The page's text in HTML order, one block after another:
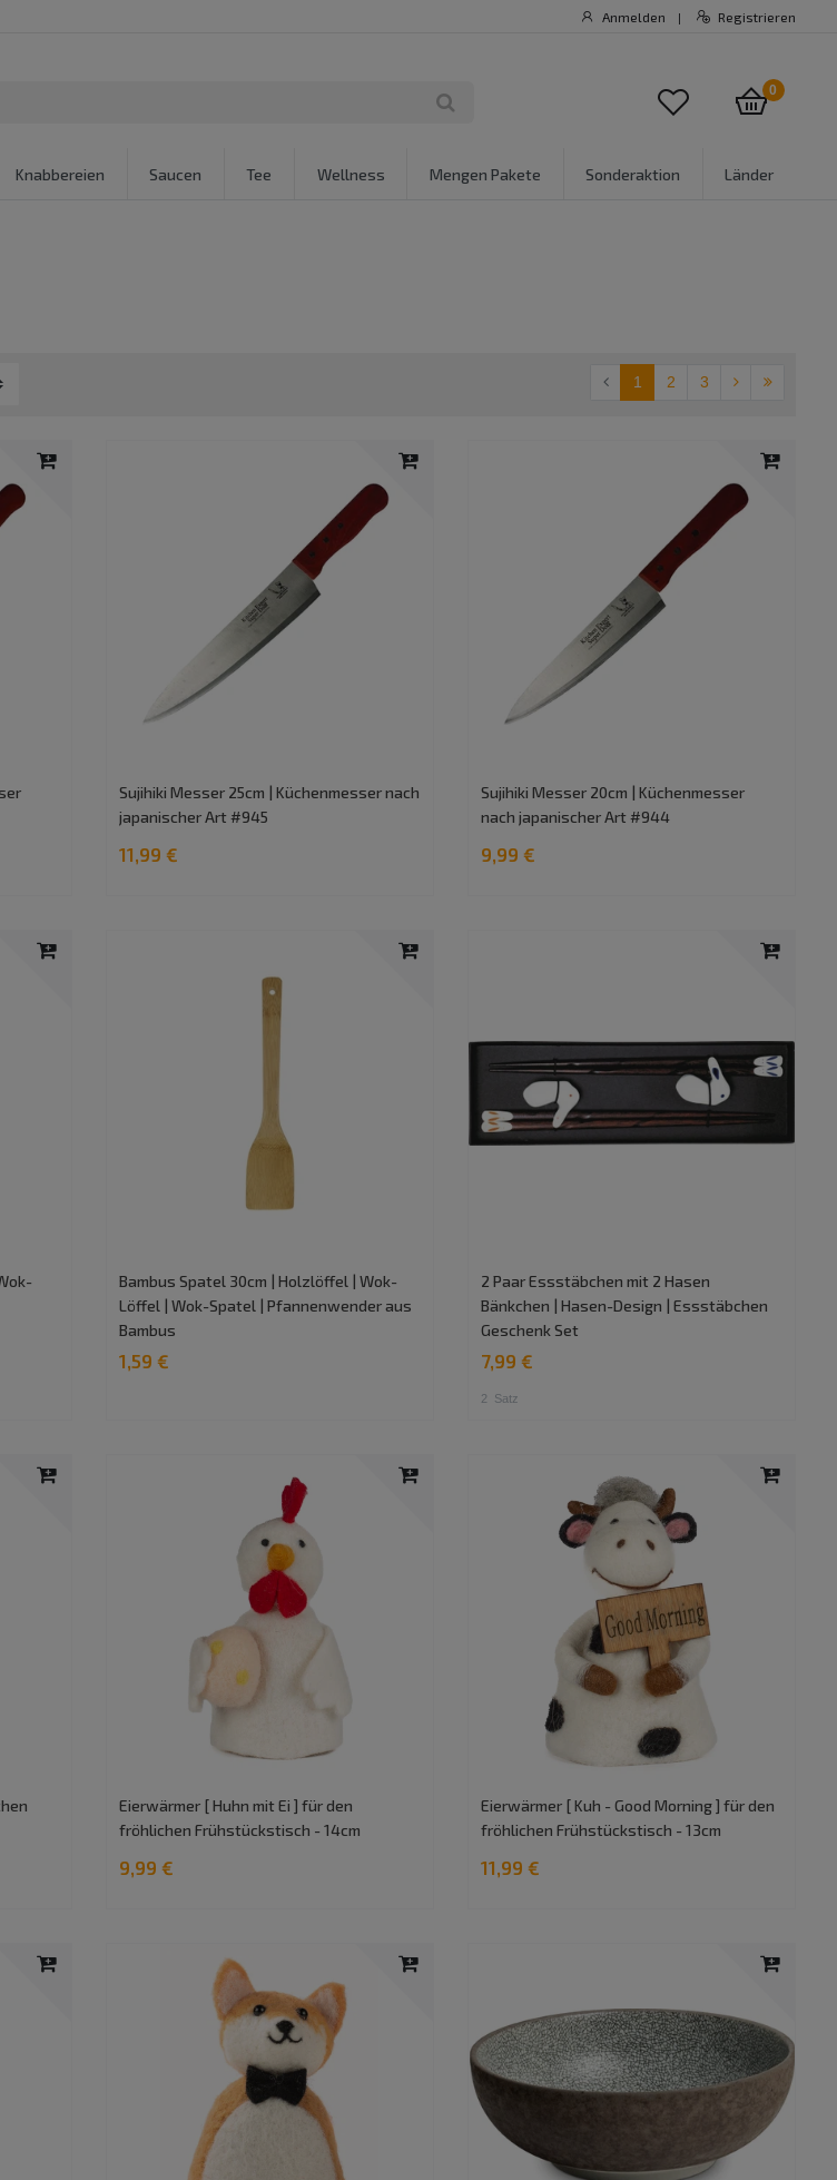
Anmelden | Registrieren
0
Knabbereien Saucen Tee Wellness Mengen Pakete Sonderaktion Länder
1 2 3
Sujihiki Messer 25cm | Küchenmesser nach
japanischer Art #945
11,99 €
Sujihiki Messer 20cm | Küchenmesser
nach japanischer Art #944
9,99 €
Bambus Spatel 30cm | Holzlöffel | Wok-
Löffel | Wok-Spatel | Pfannenwender aus
Bambus
1,59 €
2 Paar Essstäbchen mit 2 Hasen
Bänkchen | Hasen-Design | Essstäbchen
Geschenk Set
7,99 €
2 Satz
Eierwärmer [ Huhn mit Ei ] für den
fröhlichen Frühstückstisch - 14cm
9,99 €
Eierwärmer [ Kuh - Good Morning ] für den
fröhlichen Frühstückstisch - 13cm
11,99 €